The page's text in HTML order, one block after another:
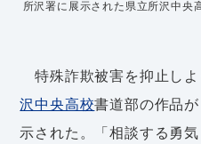
所沢署に展示された県立所沢中央
特殊詐欺被害を抑止し
沢中央高校書道部の作品
示された。「相談する勇